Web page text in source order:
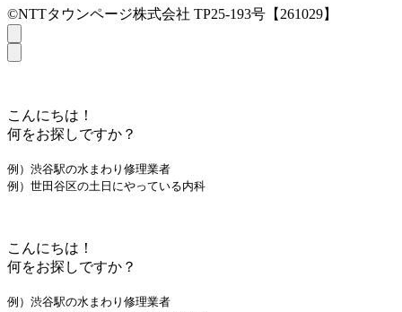
©NTTタウンページ株式会社 TP25-193号【261029】
こんにちは！
何をお探しですか？
例）渋谷駅の水まわり修理業者
例）世田谷区の土日にやっている内科
こんにちは！
何をお探しですか？
例）渋谷駅の水まわり修理業者